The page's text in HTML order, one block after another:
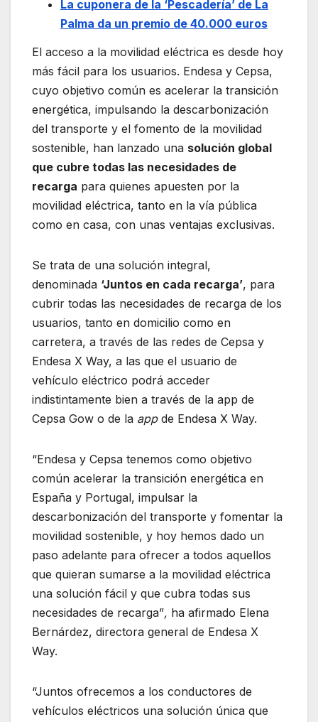
La cuponera de la ‘Pescadería’ de La
Palma da un premio de 40.000 euros
El acceso a la movilidad eléctrica es desde hoy
más fácil para los usuarios. Endesa y Cepsa,
cuyo objetivo común es acelerar la transición
energética, impulsando la descarbonización
del transporte y el fomento de la movilidad
sostenible, han lanzado una solución global
que cubre todas las necesidades de
recarga para quienes apuesten por la
movilidad eléctrica, tanto en la vía pública
como en casa, con unas ventajas exclusivas.
Se trata de una solución integral,
denominada ‘Juntos en cada recarga’, para
cubrir todas las necesidades de recarga de los
usuarios, tanto en domicilio como en
carretera, a través de las redes de Cepsa y
Endesa X Way, a las que el usuario de
vehículo eléctrico podrá acceder
indistintamente bien a través de la app de
Cepsa Gow o de la appde Endesa X Way.
“Endesa y Cepsa tenemos como objetivo
común acelerar la transición energética en
España y Portugal, impulsar la
descarbonización del transporte y fomentar la
movilidad sostenible, y hoy hemos dado un
paso adelante para ofrecer a todos aquellos
que quieran sumarse a la movilidad eléctrica
una solución fácil y que cubra todas sus
necesidades de recarga”, ha afirmado Elena
Bernárdez, directora general de Endesa X
Way.
“Juntos ofrecemos a los conductores de
vehículos eléctricos una solución única que